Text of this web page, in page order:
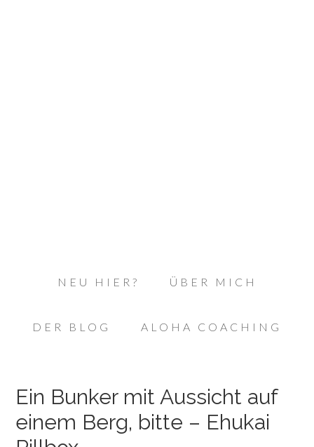
NEU HIER? ÜBER MICH
DER BLOG ALOHA COACHING
Ein Bunker mit Aussicht auf
einem Berg, bitte – Ehukai